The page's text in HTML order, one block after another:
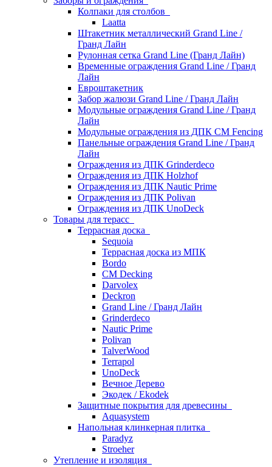
Колпаки для столбов
Laatta
Штакетник металлический Grand Line /
Гранд Лайн
Рулонная сетка Grand Line (Гранд Лайн)
Временные ограждения Grand Line / Гранд
Лайн
Евроштакетник
Забор жалюзи Grand Line / Гранд Лайн
Модульные ограждения Grand Line / Гранд
Лайн
Модульные ограждения из ДПК CM Fencing
Панельные ограждения Grand Line / Гранд
Лайн
Ограждения из ДПК Grinderdeco
Ограждения из ДПК Holzhof
Ограждения из ДПК Nautic Prime
Ограждения из ДПК Polivan
Ограждения из ДПК UnoDeck
Товары для терасс
Террасная доска
Sequoia
Террасная доска из МПК
Bordo
CM Decking
Darvolex
Deckron
Grand Line / Гранд Лайн
Grinderdeco
Nautic Prime
Polivan
TalverWood
Terrapol
UnoDeck
Вечное Дерево
Экодек / Ekodek
Защитные покрытия для древесины
Aquasystem
Напольная клинкерная плитка
Paradyz
Stroeher
Утепление и изоляция